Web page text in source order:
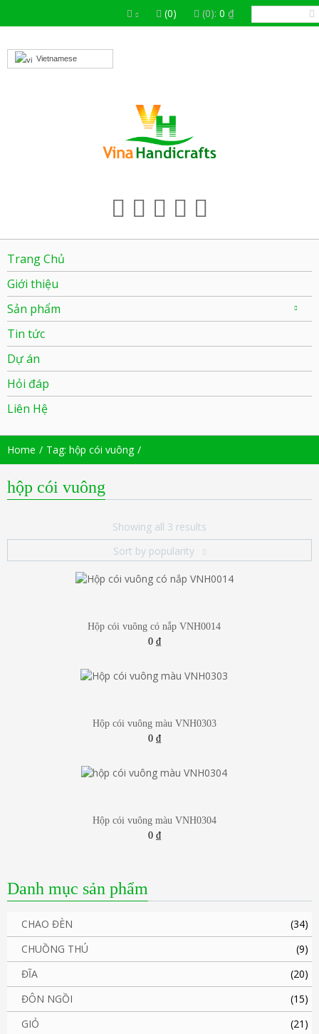
(0) (0): 0 ₫
Vietnamese
Trang Chủ
Giới thiệu
Sản phẩm
Tin tức
Dự án
Hỏi đáp
Liên Hệ
Home Tag: hộp cói vuông
hộp cói vuông
Showing all 3 results
Sort by popularity
Hộp cói vuông có nắp VNH0014
0 ₫
Hộp cói vuông màu VNH0303
0 ₫
Hộp cói vuông màu VNH0304
0 ₫
Danh mục sản phẩm
CHAO ĐÈN
(34)
CHUỒNG THÚ
(9)
ĐĨA
(20)
ĐÔN NGỒI
(15)
GIỎ
(21)